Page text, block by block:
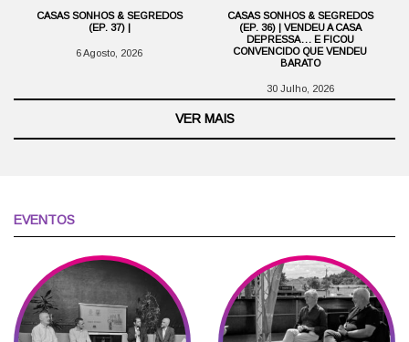
CASAS SONHOS & SEGREDOS
(EP. 37) |
6 Agosto, 2026
CASAS SONHOS & SEGREDOS
(EP. 36) | VENDEU A CASA
DEPRESSA… E FICOU
CONVENCIDO QUE VENDEU
BARATO
30 Julho, 2026
VER MAIS
EVENTOS